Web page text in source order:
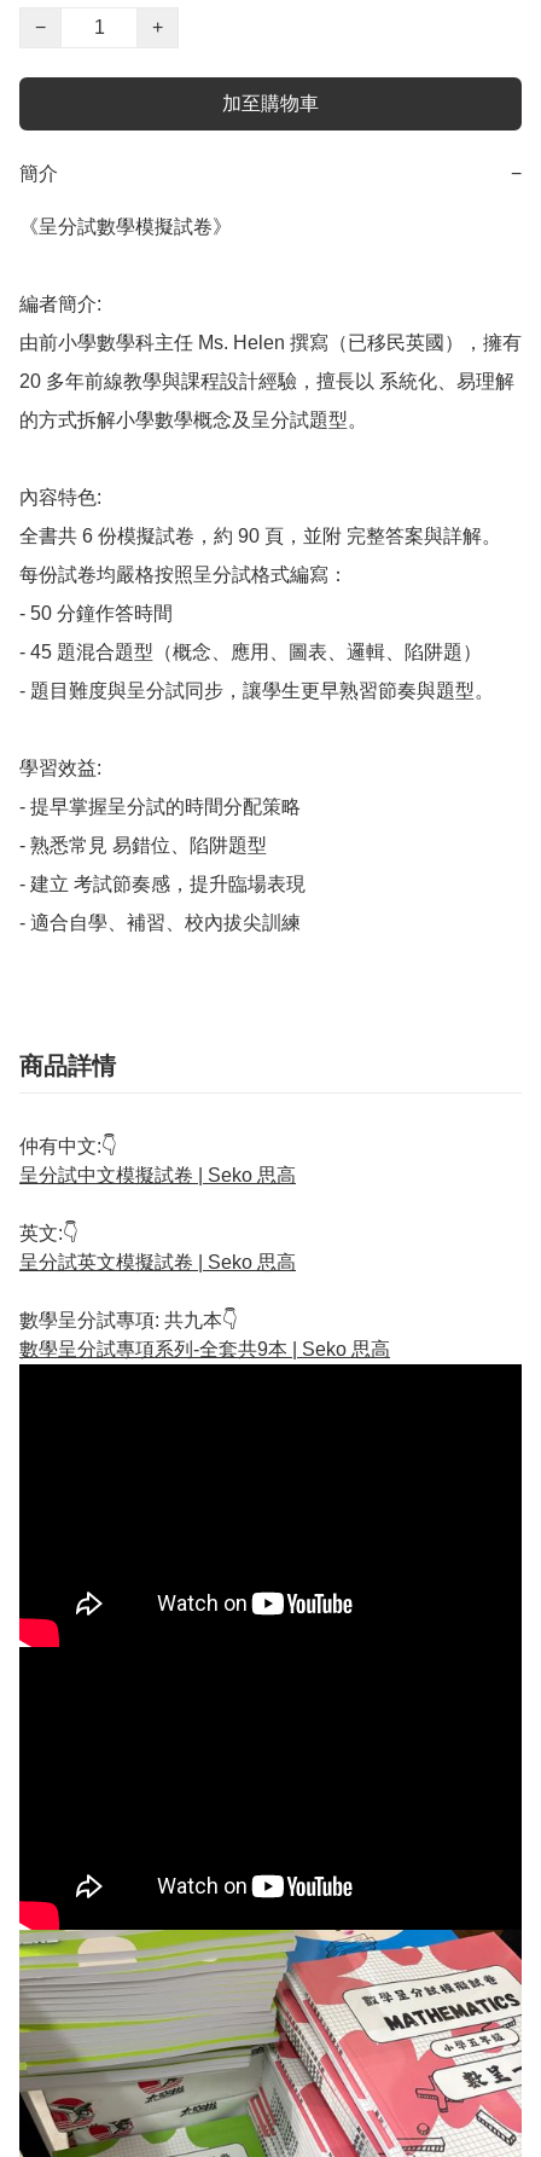
−
+
加至購物車
簡介 −
《呈分試數學模擬試卷》
編者簡介:
由前小學數學科主任 Ms. Helen 撰寫（已移民英國），擁有
20 多年前線教學與課程設計經驗，擅長以 系統化、易理解
的方式拆解小學數學概念及呈分試題型。
內容特色:
全書共 6 份模擬試卷，約 90 頁，並附 完整答案與詳解。
每份試卷均嚴格按照呈分試格式編寫：
- 50 分鐘作答時間
- 45 題混合題型（概念、應用、圖表、邏輯、陷阱題）
- 題目難度與呈分試同步，讓學生更早熟習節奏與題型。
學習效益:
- 提早掌握呈分試的時間分配策略
- 熟悉常見 易錯位、陷阱題型
- 建立 考試節奏感，提升臨場表現
商品詳情
仲有中文:👇
呈分試中文模擬試卷 | Seko 思高
英文:👇
呈分試英文模擬試卷 | Seko 思高
數學呈分試專項: 共九本👇
數學呈分試專項系列-全套共9本 | Seko 思高